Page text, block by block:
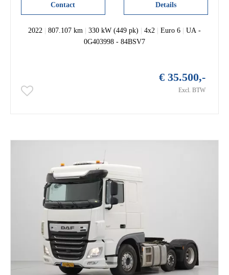
Details
Contact
2022 | 807.107 km | 330 kW (449 pk) | 4x2 | Euro 6 | UA -
0G403998 - 84BSV7
€ 35.500,-
Excl. BTW